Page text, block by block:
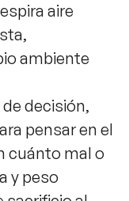
aire
ambiente
decisión,
pensar en el
cuánto mal o
y peso